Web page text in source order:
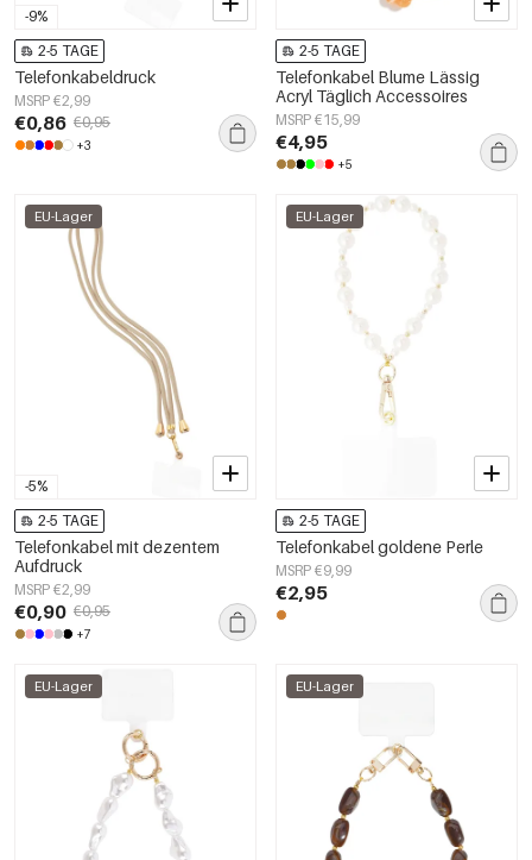
-9%
2-5 TAGE
Telefonkabeldruck
MSRP €2,99
€0,86 €0,95
+3
2-5 TAGE
Telefonkabel Blume Lässig
Acryl Täglich Accessoires
MSRP €15,99
€4,95
+5
-5%
EU-Lager
2-5 TAGE
Telefonkabel mit dezentem
Aufdruck
MSRP €2,99
€0,90 €0,95
+7
EU-Lager
2-5 TAGE
Telefonkabel goldene Perle
MSRP €9,99
€2,95
EU-Lager EU-Lager